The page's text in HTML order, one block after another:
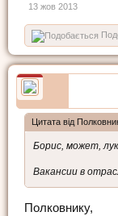
13 жов 2013
Цитата від
Борис, может,
Вакансии в
Полковнику,